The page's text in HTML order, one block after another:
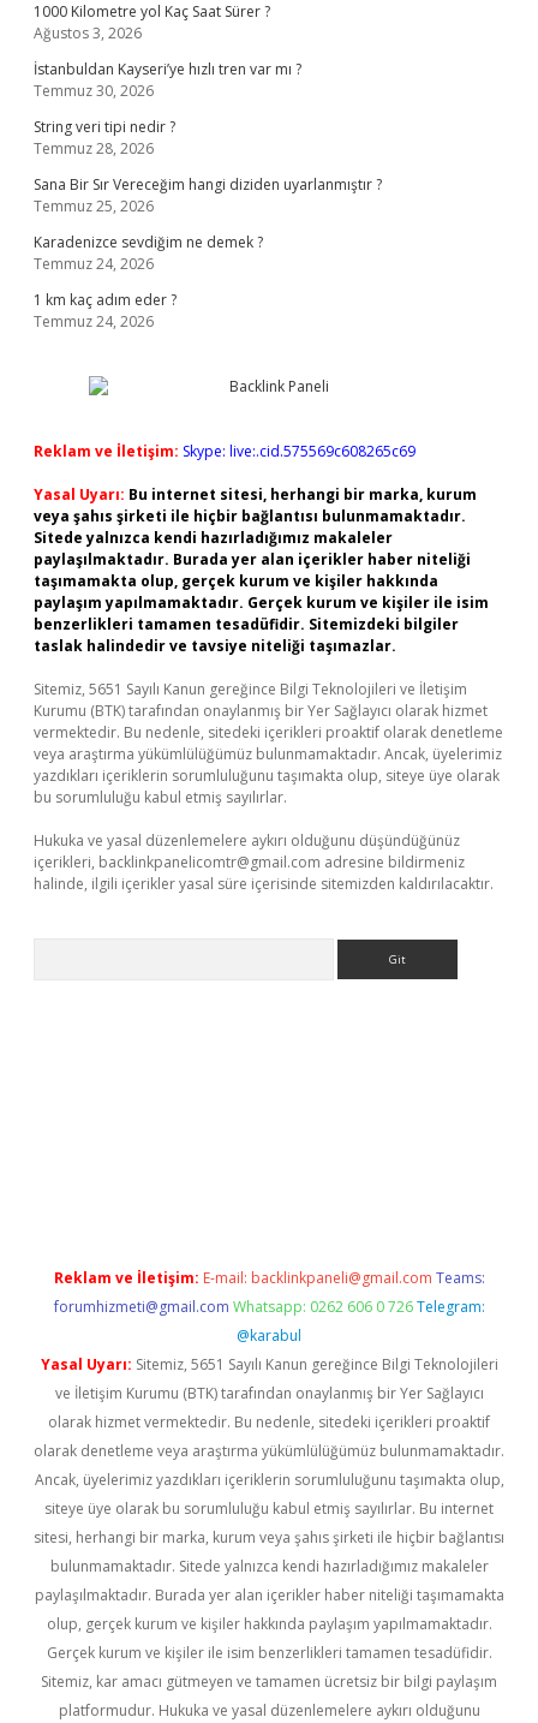
1000 Kilometre yol Kaç Saat Sürer ?
Ağustos 3, 2026
İstanbuldan Kayseri’ye hızlı tren var mı ?
Temmuz 30, 2026
String veri tipi nedir ?
Temmuz 28, 2026
Sana Bir Sır Vereceğim hangi diziden uyarlanmıştır ?
Temmuz 25, 2026
Karadenizce sevdiğim ne demek ?
Temmuz 24, 2026
1 km kaç adım eder ?
Temmuz 24, 2026
Reklam ve İletişim: Skype: live:.cid.575569c608265c69
Yasal Uyarı: Bu internet sitesi, herhangi bir marka, kurum
veya şahıs şirketi ile hiçbir bağlantısı bulunmamaktadır.
Sitede yalnızca kendi hazırladığımız makaleler
paylaşılmaktadır. Burada yer alan içerikler haber niteliği
taşımamakta olup, gerçek kurum ve kişiler hakkında
paylaşım yapılmamaktadır. Gerçek kurum ve kişiler ile isim
benzerlikleri tamamen tesadüfidir. Sitemizdeki bilgiler
taslak halindedir ve tavsiye niteliği taşımazlar.
Sitemiz, 5651 Sayılı Kanun gereğince Bilgi Teknolojileri ve İletişim
Kurumu (BTK) tarafından onaylanmış bir Yer Sağlayıcı olarak hizmet
vermektedir. Bu nedenle, sitedeki içerikleri proaktif olarak denetleme
veya araştırma yükümlülüğümüz bulunmamaktadır. Ancak, üyelerimiz
yazdıkları içeriklerin sorumluluğunu taşımakta olup, siteye üye olarak
bu sorumluluğu kabul etmiş sayılırlar.
Hukuka ve yasal düzenlemelere aykırı olduğunu düşündüğünüz
içerikleri, backlinkpanelicomtr@gmail.com adresine bildirmeniz
halinde, ilgili içerikler yasal süre içerisinde sitemizden kaldırılacaktır.
Reklam ve İletişim: E-mail: backlinkpaneli@gmail.com Teams:
forumhizmeti@gmail.com Whatsapp: 0262 606 0 726 Telegram:
@karabul
Yasal Uyarı: Sitemiz, 5651 Sayılı Kanun gereğince Bilgi Teknolojileri
ve İletişim Kurumu (BTK) tarafından onaylanmış bir Yer Sağlayıcı
olarak hizmet vermektedir. Bu nedenle, sitedeki içerikleri proaktif
olarak denetleme veya araştırma yükümlülüğümüz bulunmamaktadır.
Ancak, üyelerimiz yazdıkları içeriklerin sorumluluğunu taşımakta olup,
siteye üye olarak bu sorumluluğu kabul etmiş sayılırlar. Bu internet
sitesi, herhangi bir marka, kurum veya şahıs şirketi ile hiçbir bağlantısı
bulunmamaktadır. Sitede yalnızca kendi hazırladığımız makaleler
paylaşılmaktadır. Burada yer alan içerikler haber niteliği taşımamakta
olup, gerçek kurum ve kişiler hakkında paylaşım yapılmamaktadır.
Gerçek kurum ve kişiler ile isim benzerlikleri tamamen tesadüfidir.
Sitemiz, kar amacı gütmeyen ve tamamen ücretsiz bir bilgi paylaşım
platformudur. Hukuka ve yasal düzenlemelere aykırı olduğunu